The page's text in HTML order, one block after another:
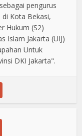
pengurus
Kota Bekasi,
Hukum (S2)
Islam Jakarta (UIJ)
Untuk
DKI Jakarta".